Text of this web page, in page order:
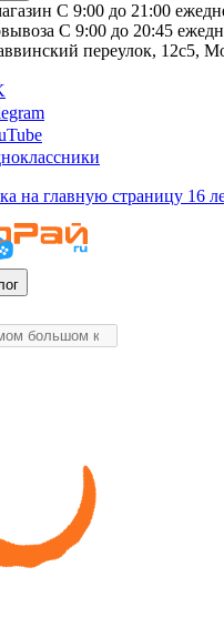
С 9:00 до 21:00
С 9:00 до 20:45
переулок, 12с5,
на главную страницу 16